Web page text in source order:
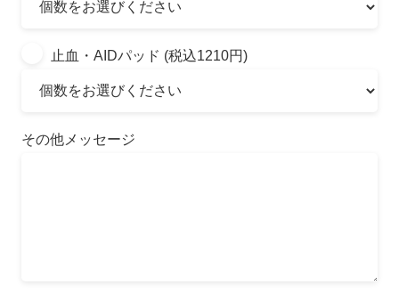
止血・AIDパッド (税込1210円)
その他メッセージ